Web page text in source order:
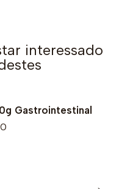
interessado
Gastrointestinal